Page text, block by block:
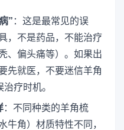
” ：这是最常见的误
，不是药品，不能治疗
、偏头痛等）。如果出
先就医，不要迷信羊角
疗时机。
：不同种类的羊角梳
牛角）材质特性不同，